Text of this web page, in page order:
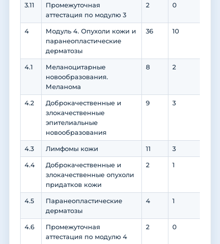
3.11
Промежуточная
аттестация по модулю 3
2 0
4
Модуль 4. Опухоли кожи и
паранеопластические
дерматозы
36 10
4.1
Меланоцитарные
новообразования.
Меланома
8 2
4.2
Доброкачественные и
злокачественные
эпителиальные
новообразования
9 3
4.3 Лимфомы кожи 11 3
4.4
Доброкачественные и
злокачественные опухоли
придатков кожи
2 1
4.5
Паранеопластические
дерматозы
4 1
4.6
Промежуточная
аттестация по модулю 4
2 0